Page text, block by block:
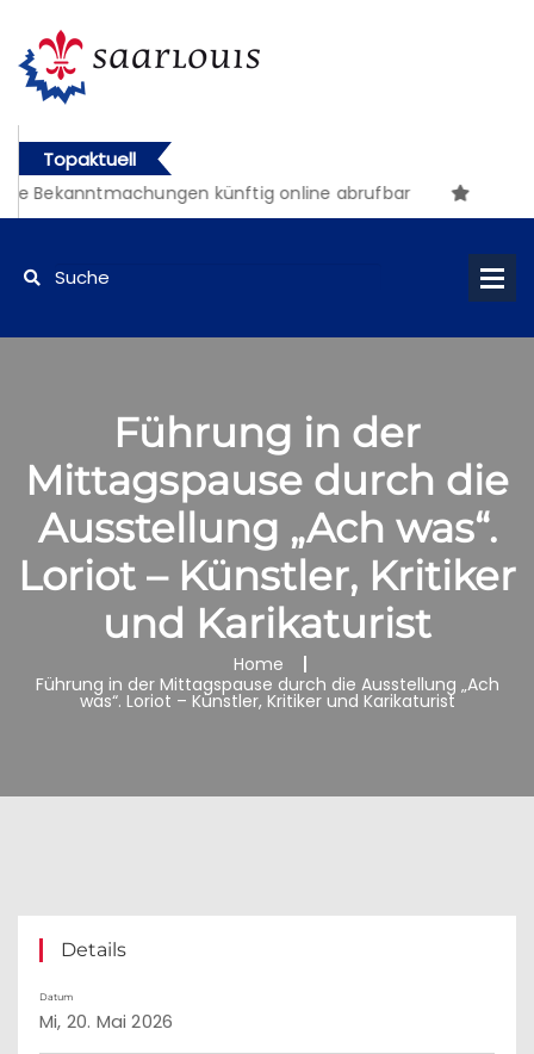
Topaktuell
Bekanntmachungen künftig online abrufbar
Führung in der
Mittagspause durch die
Ausstellung „Ach was“.
Loriot – Künstler, Kritiker
und Karikaturist
Home
Führung in der Mittagspause durch die Ausstellung „Ach
was“. Loriot – Künstler, Kritiker und Karikaturist
Details
Datum
Mi, 20. Mai 2026